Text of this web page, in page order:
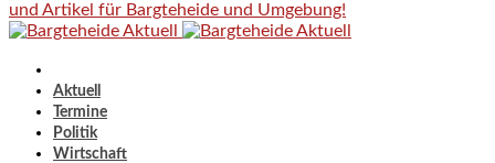
und Artikel für Bargteheide und Umgebung!
Aktuell
Termine
Politik
Wirtschaft